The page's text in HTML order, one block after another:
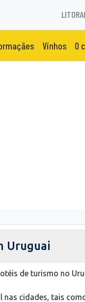
Vinhos O
Uruguai
de turismo no
nas cidades, tais